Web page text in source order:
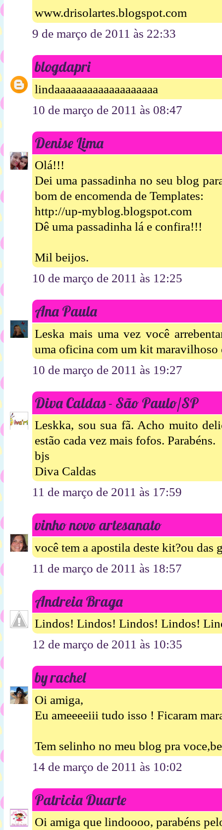
www.drisolartes.blogspot.com
9 de março de 2011 às 22:33
blogdapri
lindaaaaaaaaaaaaaaaaaaa
10 de março de 2011 às 08:47
Denise Lima
Olá!!!
Dei uma passadinha no seu blog
bom de encomenda de Templates:
http://up-myblog.blogspot.com
Dê uma passadinha lá e confira!!!
Mil beijos.
10 de março de 2011 às 12:25
Ana Paula
Leska mais uma vez você
uma oficina com um kit maravilhoso
10 de março de 2011 às 19:27
Diva Caldas - São Paulo/SP
Leskka, sou sua fã. Acho muito
estão cada vez mais fofos. Parabéns.
bjs
Diva Caldas
11 de março de 2011 às 17:59
vinho novo artesanato
você tem a apostila deste kit?ou das
11 de março de 2011 às 18:57
Andreia Braga
Lindos! Lindos! Lindos! Lindos!
12 de março de 2011 às 10:35
by rachel
Oi amiga,
Eu ameeeeiii tudo isso ! Ficaram
Tem selinho no meu blog pra
14 de março de 2011 às 10:02
Patricia Duarte
Oi amiga que lindoooo, parabéns